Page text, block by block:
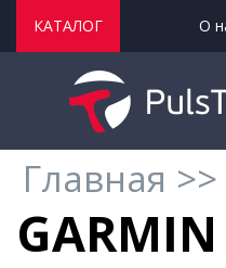
КАТАЛОГ О
Главная >>